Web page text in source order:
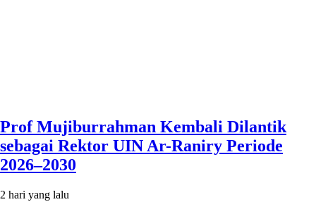
Prof Mujiburrahman Kembali Dilantik
sebagai Rektor UIN Ar-Raniry Periode
2026–2030
2 hari yang lalu